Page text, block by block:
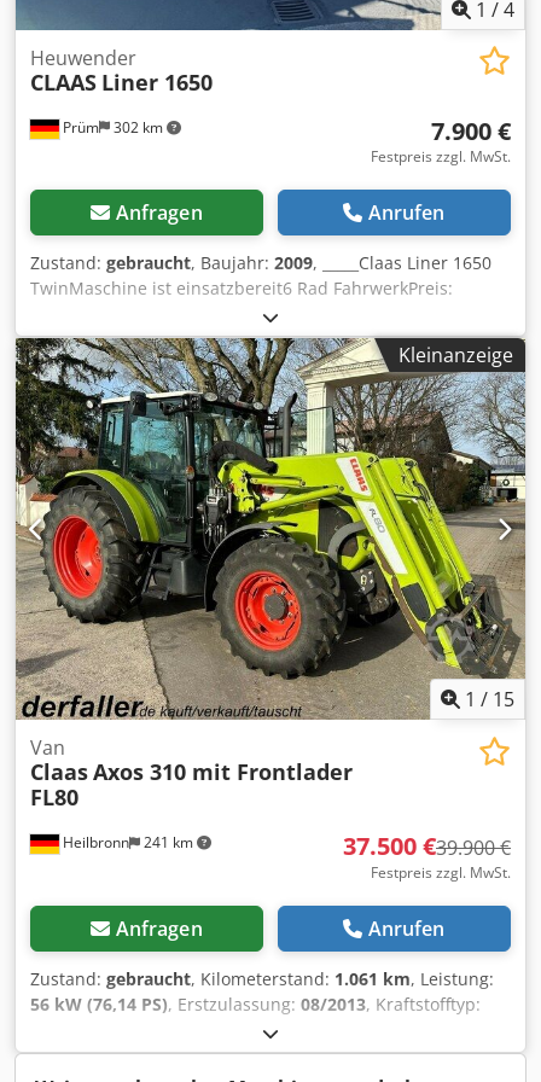
1 /4
Prüm 302 km
Heuwender
CLAAS Liner 1650
7.900 €
Festpreis zzgl. MwSt.
Anfragen Anrufen
Zustand: gebraucht, Baujahr: 2009, _____Claas Liner 1650
TwinMaschine ist einsatzbereit6 Rad FahrwerkPreis:
7.900,00 Euro netto,Lagerort:null Dkodpfx Aezp Angogfjr
Kleinanzeige
1 / 15
Heilbronn 241 km
Van
ClaasAxos 310 mit Frontlader
FL80
37.500 €39.900 €
Festpreis zzgl. MwSt.
Anfragen Anrufen
Zustand: gebraucht, Kilometerstand: 1.061 km, Leistung:
56 kW (76,14 PS), Erstzulassung: 08/2013, Kraftstofftyp:
7.500 kg
mechanisch, Federung:Sonstige, Anzahl der Sitzplätze:2,